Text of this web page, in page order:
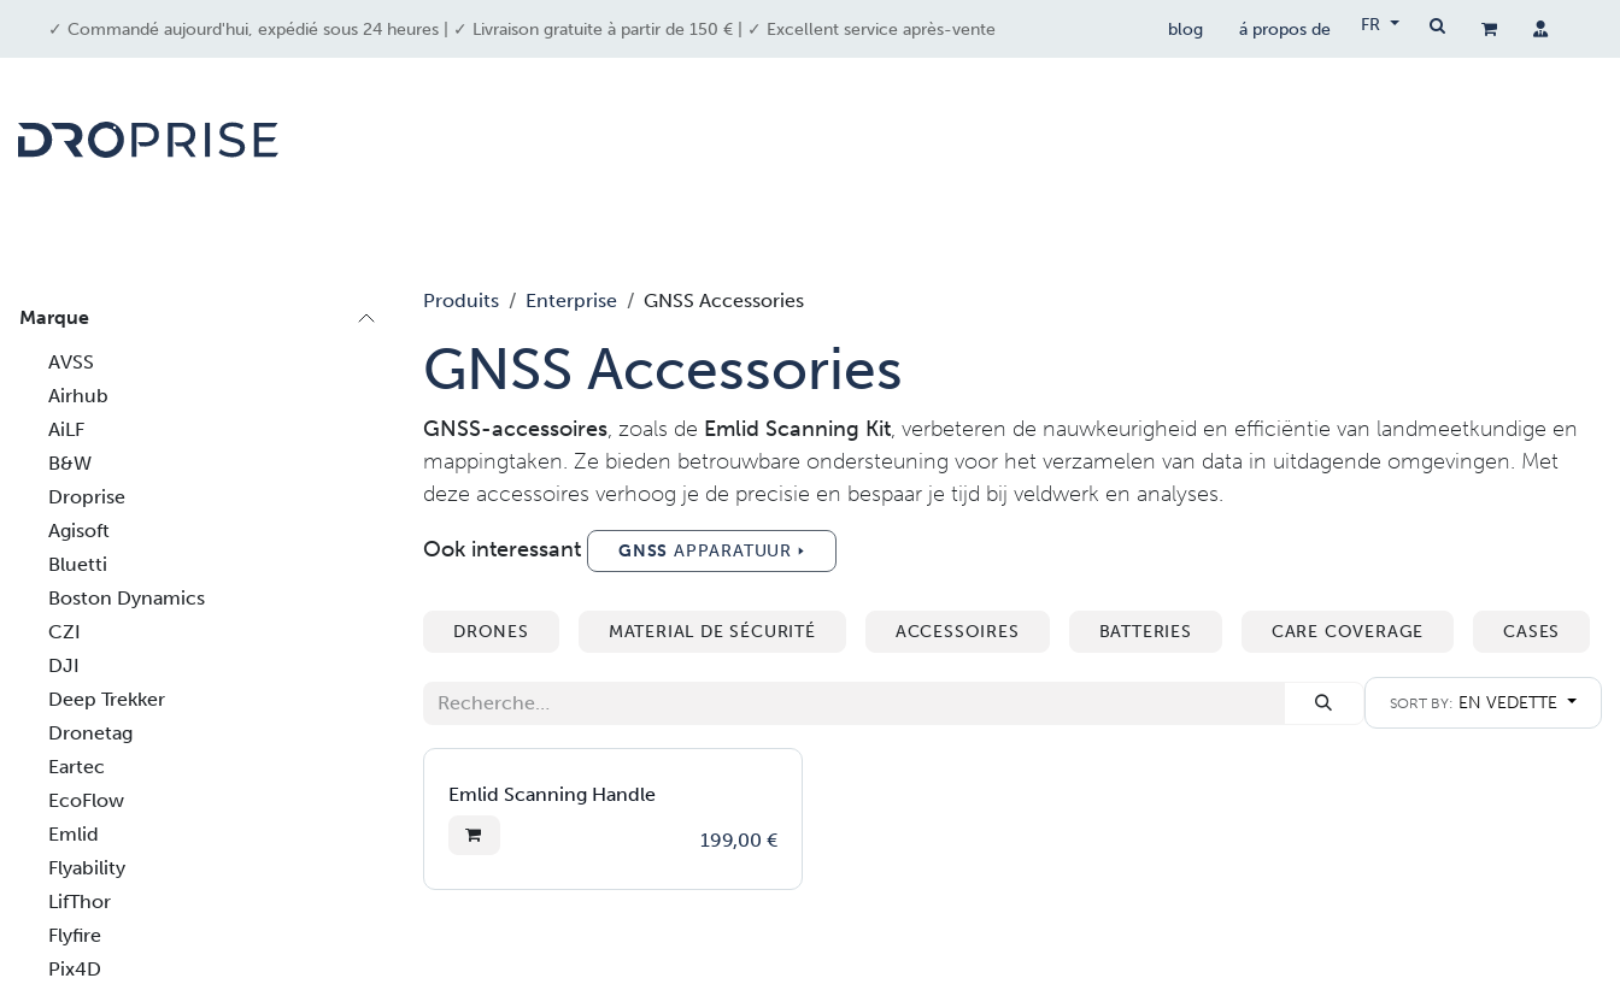
✓ Commandé aujourd'hui, expédié sous 24 heures | ✓ Livraison gratuite à partir de 150 € | ✓ Excellent service après-vente
blog á propos de FR
Marque
AVSS
Airhub
AiLF
B&W
Droprise
Agisoft
Bluetti
Boston Dynamics
CZI
DJI
Deep Trekker
Dronetag
Eartec
EcoFlow
Emlid
Flyability
LifThor
Flyfire
Pix4D
Produits Enterprise GNSS Accessories
GNSS Accessories
GNSS-accessoires, zoals de Emlid Scanning Kit, verbeteren de nauwkeurigheid en efficiëntie van landmeetkundige en
mappingtaken. Ze bieden betrouwbare ondersteuning voor het verzamelen van data in uitdagende omgevingen. Met
deze accessoires verhoog je de precisie en bespaar je tijd bij veldwerk en analyses.
Ook interessant GNSS APPARATUUR 🢒
DRONES MATERIAL DE SÉCURITÉ ACCESSOIRES BATTERIES CARE COVERAGE CASES
SORT BY: EN VEDETTE
Emlid Scanning Handle
199,00 €